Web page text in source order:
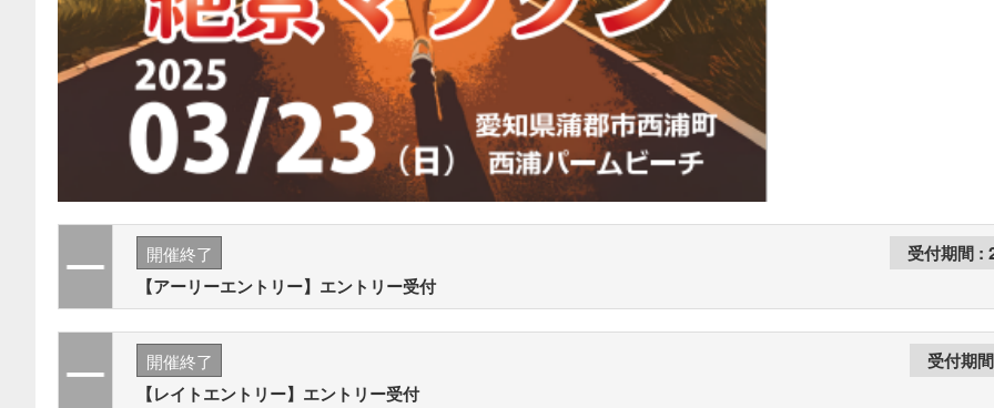
開催終了
【アーリーエントリー】エントリー受付
開催終了
【レイトエントリー】エントリー受付